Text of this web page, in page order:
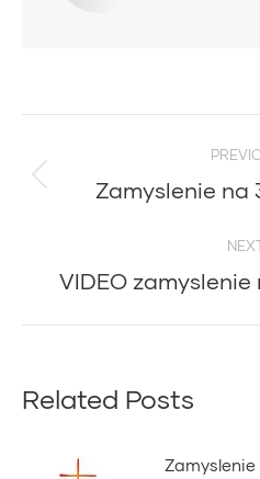
navigation
Zamyslenie na
VIDEO
Related Posts